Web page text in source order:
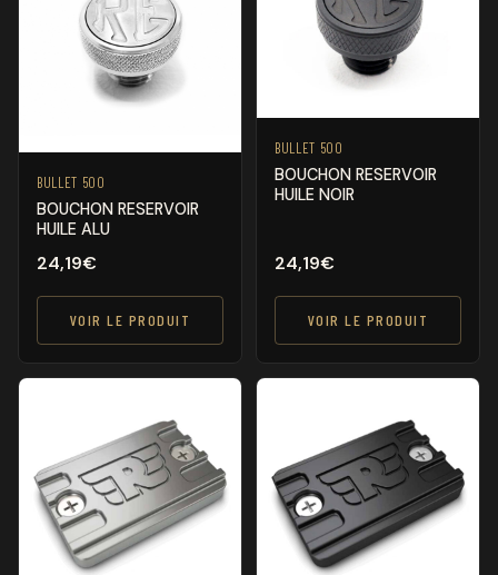
BULLET 500
BOUCHON RESERVOIR
HUILE ALU
24,19€
VOIR LE PRODUIT
BULLET 500
BOUCHON RESERVOIR
HUILE NOIR
24,19€
VOIR LE PRODUIT